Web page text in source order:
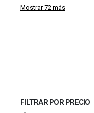
Mostrar 72 más
FILTRAR POR PRECIO